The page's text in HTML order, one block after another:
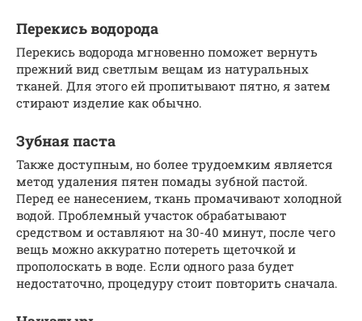
Перекись водорода
Перекись водорода мгновенно поможет вернуть
прежний вид светлым вещам из натуральных
тканей. Для этого ей пропитывают пятно, я затем
стирают изделие как обычно.
Зубная паста
Также доступным, но более трудоемким является
метод удаления пятен помады зубной пастой.
Перед ее нанесением, ткань промачивают холодной
водой. Проблемный участок обрабатывают
средством и оставляют на 30-40 минут, после чего
вещь можно аккуратно потереть щеточкой и
прополоскать в воде. Если одного раза будет
недостаточно, процедуру стоит повторить сначала.